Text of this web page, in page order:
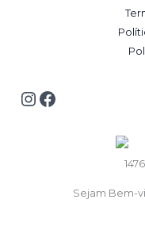
Sejam Bem-